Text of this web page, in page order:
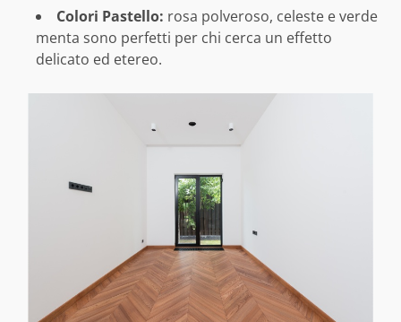
Colori Pastello: rosa polveroso, celeste e verde
menta sono perfetti per chi cerca un effetto
delicato ed etereo.